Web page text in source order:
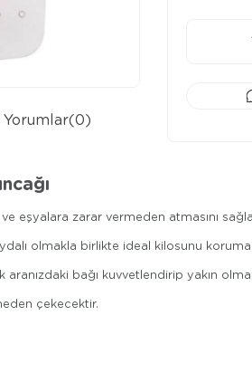
Yorumlar(0)
eşyalara zarar vermeden atmasını
olmakla birlikte ideal kilosunu
bağı kuvvetlendirip yakın
çekecektir.